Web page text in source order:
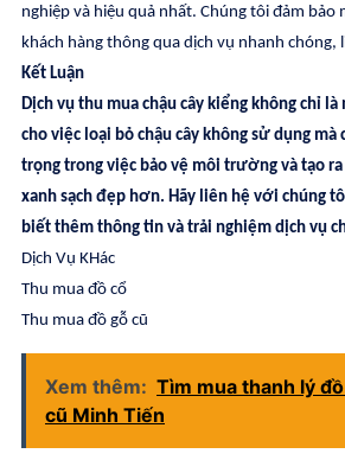
nghiệp và hiệu quả nhất. Chúng tôi đảm bảo
khách hàng thông qua dịch vụ nhanh chóng,
Kết Luận
Dịch vụ thu mua chậu cây kiểng không chỉ
cho việc loại bỏ chậu cây không sử dụng mà
trọng trong việc bảo vệ môi trường và tạo
xanh sạch đẹp hơn. Hãy liên hệ với chúng
biết thêm thông tin và trải nghiệm dịch vụ
Dịch Vụ KHác
Thu mua đồ cổ
Thu mua đồ gỗ cũ
Xem thêm: Tìm mua thanh lý
cũ Minh Tiến